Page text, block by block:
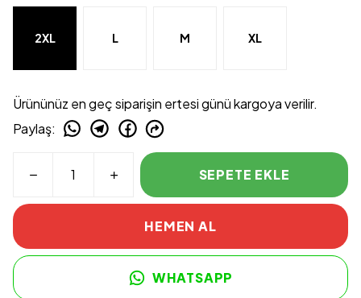
2XL L M XL
Ürününüz en geç siparişin ertesi günü kargoya verilir.
Paylaş:
SEPETE EKLE
HEMEN AL
WHATSAPP